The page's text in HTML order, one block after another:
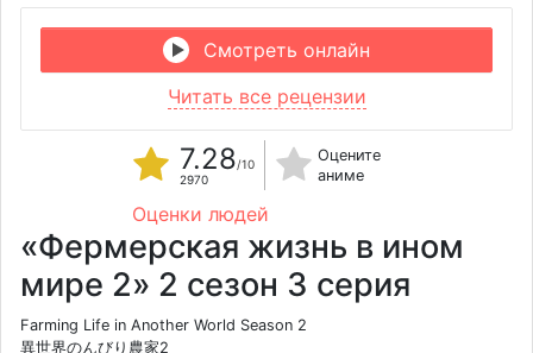
Смотреть онлайн
Читать все рецензии
7.28/10
2970
Оцените
аниме
Оценки людей
«Фермерская жизнь в ином
мире 2» 2 сезон 3 серия
Farming Life in Another World Season 2
異世界のんびり農家2